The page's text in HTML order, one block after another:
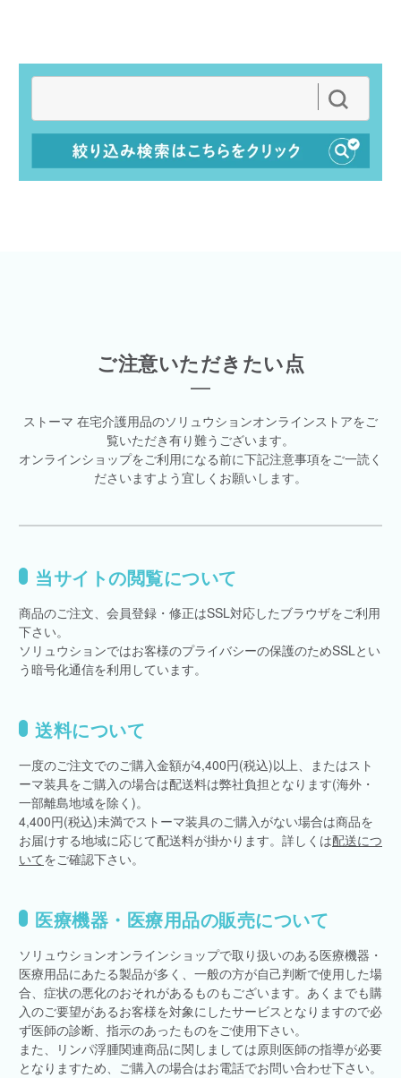
ご注意いただきたい点
ストーマ 在宅介護用品のソリュウションオンラインストアをご
覧いただき有り難うございます。
オンラインショップをご利用になる前に下記注意事項をご一読く
ださいますよう宜しくお願いします。
当サイトの閲覧について
商品のご注文、会員登録・修正はSSL対応したブラウザをご利用
下さい。
ソリュウションではお客様のプライバシーの保護のためSSLとい
う暗号化通信を利用しています。
送料について
一度のご注文でのご購入金額が4,400円(税込)以上、またはスト
ーマ装具をご購入の場合は配送料は弊社負担となります(海外・
一部離島地域を除く)。
4,400円(税込)未満でストーマ装具のご購入がない場合は商品を
お届けする地域に応じて配送料が掛かります。詳しくは配送につ
いてをご確認下さい。
医療機器・医療用品の販売について
ソリュウションオンラインショップで取り扱いのある医療機器・
医療用品にあたる製品が多く、一般の方が自己判断で使用した場
合、症状の悪化のおそれがあるものもございます。あくまでも購
入のご要望があるお客様を対象にしたサービスとなりますので必
ず医師の診断、指示のあったものをご使用下さい。
また、リンパ浮腫関連商品に関しましては原則医師の指導が必要
となりますため、ご購入の場合はお電話でお問い合わせ下さい。